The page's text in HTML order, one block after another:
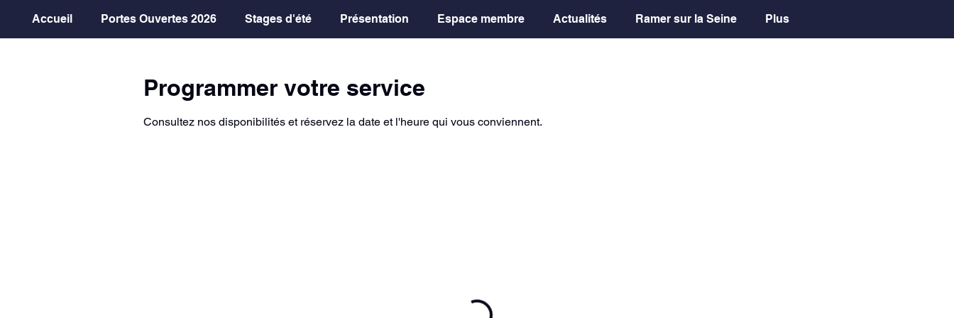
Accueil Portes Ouvertes 2026 Stages d'été Présentation Espace membre Actualités Ramer sur la Seine Plus
Programmer votre service
Consultez nos disponibilités et réservez la date et l'heure qui vous conviennent.